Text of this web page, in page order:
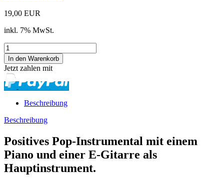
19,00 EUR
inkl. 7% MwSt.
Jetzt zahlen mit
Beschreibung
Beschreibung
Positives Pop-Instrumental mit einem
Piano und einer E-Gitarre als
Hauptinstrument.